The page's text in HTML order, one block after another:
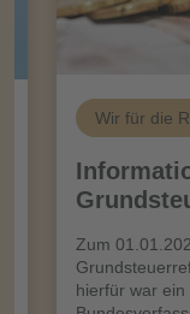
Wir für die
Zum
hierfür war ein